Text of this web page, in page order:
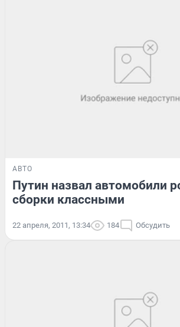
АВТО
Путин назвал автомобили
сборки классными
22 апреля, 2011, 13:34 184 Обсудить